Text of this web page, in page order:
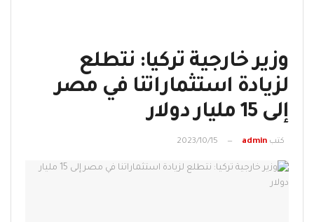
وزير خارجية تركيا: نتطلع
لزيادة استثماراتنا في مصر
إلى 15 مليار دولار
كتب admin
2023/10/15